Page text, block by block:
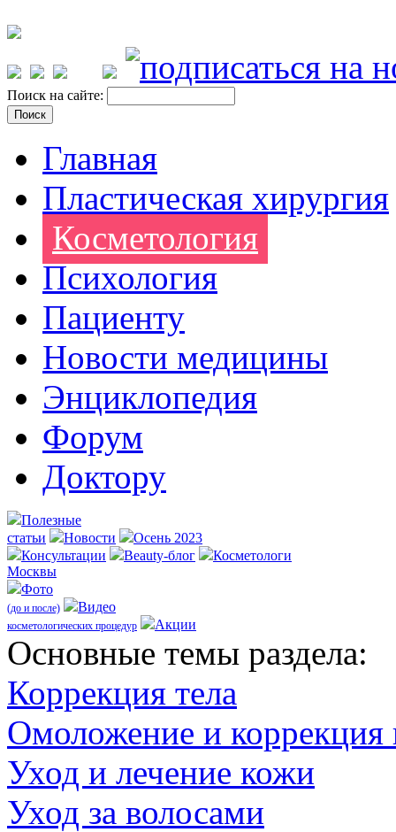
Поиск на сайте:
Главная
Пластическая хирургия
Косметология
Психология
Пациенту
Новости медицины
Энциклопедия
Форум
Доктору
Полезные
статьи
Новости
Осень 2023
Консультации
Beauty-блог
Косметологи
Москвы
Фото
(до и после) Видео
косметологических процедур Акции
Оcновные темы раздела:
Коррекция тела
Омоложение и коррекция
Уход и лечение кожи
Уход за волосами